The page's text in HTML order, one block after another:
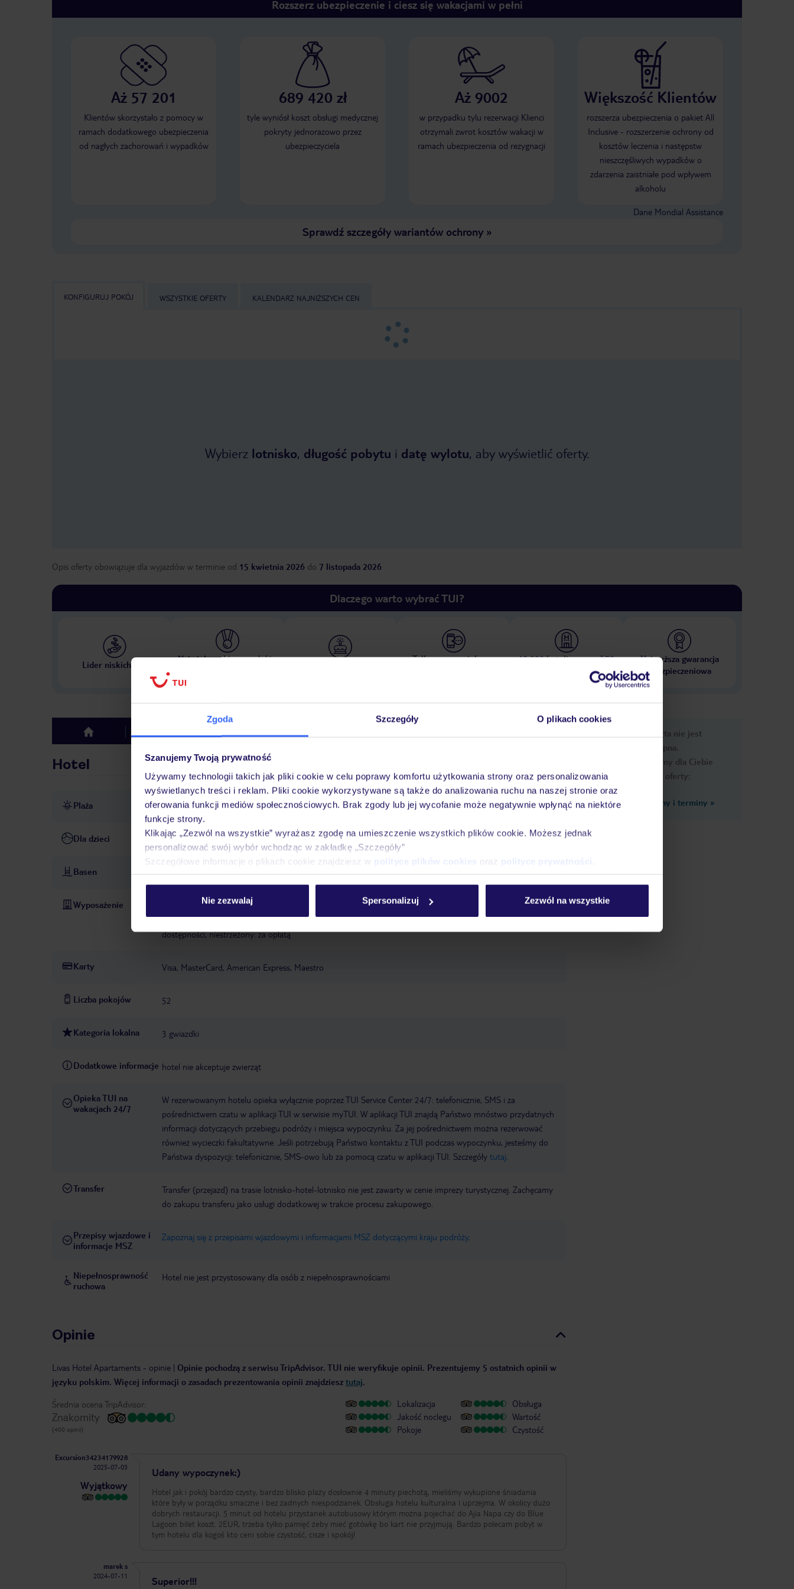
Zgoda Szczegóły O plikach cookies
Szanujemy Twoją prywatność
Używamy technologii takich jak pliki cookie w celu poprawy komfortu użytkowania strony oraz personalizowania
wyświetlanych treści i reklam. Pliki cookie wykorzystywane są także do analizowania ruchu na naszej stronie oraz
oferowania funkcji mediów społecznościowych. Brak zgody lub jej wycofanie może negatywnie wpłynąć na niektóre
funkcje strony.
Klikając „Zezwól na wszystkie” wyrażasz zgodę na umieszczenie wszystkich plików cookie. Możesz jednak
personalizować swój wybór wchodząc w zakładkę „Szczegóły”
Szczegółowe informacje o plikach cookie znajdziesz w polityce plików cookies oraz polityce prywatności
Nie zezwalaj Spersonalizuj Zezwól na wszystkie
Rozszerz ubezpieczenie i ciesz się wakacjami w pełni
Aż 57 201
Klientów skorzystało z pomocy w
ramach dodatkowego ubezpieczenia
od nagłych zachorowań i wypadków
689 420 zł
tyle wyniósł koszt obsługi medycznej
pokryty jednorazowo przez
ubezpieczyciela
Aż 9002
w przypadku tylu rezerwacji Klienci
otrzymali zwrot kosztów wakacji w
ramach ubezpieczenia od rezygnacji
Większość Klientów
rozszerza ubezpieczenia o pakiet All
Inclusive - rozszerzenie ochrony od
kosztów leczenia i następstw
nieszczęśliwych wypadków o
zdarzenia zaistniałe pod wpływem
alkoholu
Dane Mondial Assistance
Sprawdź szczegóły wariantów ochrony»
KONFIGURUJ POKÓJ WSZYSTKIE OFERTY KALENDARZ NAJNIŻSZYCH CEN
Wybierz lotnisko, długość pobytu i datę wylotu, aby wyświetlić oferty.
Opis oferty obowiązuje dla wyjazdów w terminie od 15 kwietnia 2026 do 7 listopada 2026
Dlaczego warto wybrać TUI?
Lider niskich cen
Największe biuro podróży
Tylko u nas opieka na
10 000 hoteli w ponad 50
Najwyższa gwarancja
ubezpieczeniowa
top
informacje
Hotel
Plaża piaszczysta
Dla dzieci basen dla dzieci wysokie krzesełka dla dzieci menu dla dzieci
Basen baseny: 2 basen: zewnętrzny, leżaki: w cenie basen dla dzieci
Wyposażenie kantor sejf: za opłatą taras
pralnia: za opłatą, płatność
gotówką
minimarket Wi-Fi: w miejscach ogólnodostępnych: w cenie
parking: w zależności od
dostępności, niestrzeżony: za opłatą
Karty Visa, MasterCard, American Express, Maestro
Liczba pokojów 52
Kategoria lokalna 3 gwiazdki
Dodatkowe informacje hotel nie akceptuje zwierząt
Opieka TUI na
wakacjach 24/7
W rezerwowanym hotelu opieka wyłącznie poprzez TUI Service Center 24/7: telefonicznie, SMS i za
pośrednictwem czatu w aplikacji TUI w serwisie myTUI. W aplikacji TUI znajdą Państwo mnóstwo przydatnych
informacji dotyczących przebiegu podróży i miejsca wypoczynku. Za jej pośrednictwem można rezerwować
również wycieczki fakultatywne. Jeśli potrzebują Państwo kontaktu z TUI podczas wypoczynku, jesteśmy do
Państwa dyspozycji: telefonicznie, SMS-owo lub za pomocą czatu w aplikacji TUI. Szczegóły tutaj
Transfer
Transfer (przejazd) na trasie lotnisko-hotel-lotnisko nie jest zawarty w cenie imprezy turystycznej. Zachęcamy
do zakupu transferu jako usługi dodatkowej w trakcie procesu zakupowego.
Przepisy wjazdowe i
informacje MSZ
Zapoznaj się z przepisami wjazdowymi i informacjami MSZ dotyczącymi kraju podróży.
Niepełnosprawność
ruchowa
Hotel nie jest przystosowany dla osób z niepełnosprawnościami
Opinie
Livas Hotel Apartaments - opinie | Opinie pochodzą z serwisu TripAdvisor. TUI nie weryfikuje opinii. Prezentujemy 5 ostatnich opinii w
języku polskim. Więcej informacji o zasadach prezentowania opinii znajdziesz tutaj.
Średnia ocena TripAdvisor:
Znakomity
(400 opinii)
Lokalizacja
Jakość noclegu
Pokoje
Obsługa
Wartość
Czystość
Excursion34234179928
2025-07-03
Wyjątkowy
Udany wypoczynek:)
Hotel jak i pokój bardzo czysty, bardzo blisko plaży dosłownie 4 minuty piechotą, mieliśmy wykupione śniadania
które były w porządku smaczne i bez żadnych niespodzianek. Obsługa hotelu kulturalna i uprzejma. W okolicy dużo
dobrych restauracji. 5 minut od hotelu przystanek autobusowy którym można pojechać do Ajia Napa czy do Blue
Lagoon bilet koszt. 2EUR, trzeba tylko pamięć żeby mieć gotówkę bo kart nie przyjmują. Bardzo polecam pobyt w
tym hotelu dla kogoś kto ceni sobie czystość, cisze i spokój!
marek s
2024-07-11
Superior!!!
Ups, ta oferta nie jest
dostępna.
Przygotowaliśmy dla Ciebie
podobne oferty:
Zobacz inne ceny i terminy »